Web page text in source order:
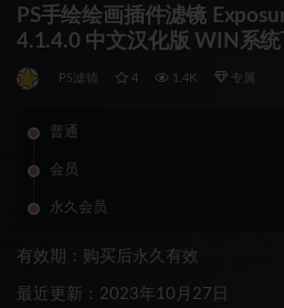
PS手绘绘画插件滤镜
4.1.4.0 中文汉化版 WIN系
PS滤镜 4 1.4K 专属
普通
会员
永久会员
有效期：购买后永久有效
最近更新：2023年10月27日